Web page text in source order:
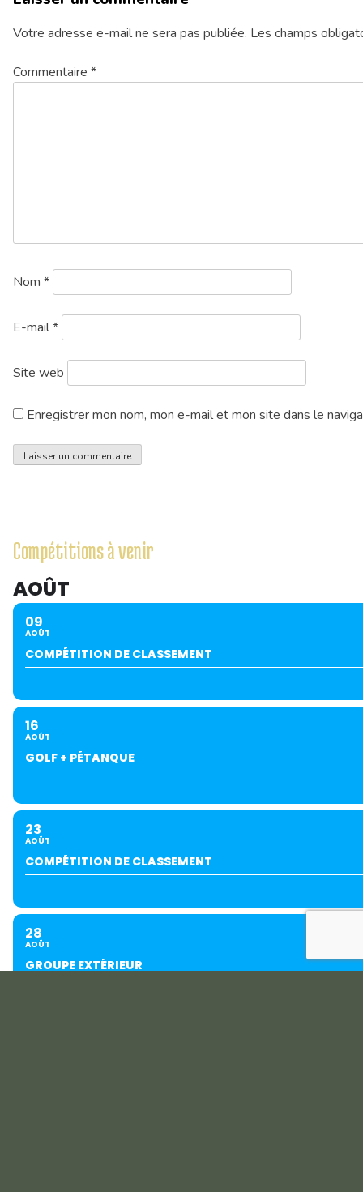
Votre adresse e-mail ne sera pas publiée. Les champs
Commentaire *
Nom *
E-mail*
Site web
Enregistrer mon nom, mon e-mail et mon site dans le
Compétitions à venir
AOÛT
09
AOÛT
COMPÉTITION DE CLASSEMENT
16
AOÛT
GOLF + PÉTANQUE
23
AOÛT
COMPÉTITION DE CLASSEMENT
28
AOÛT
GROUPE EXTÉRIEUR